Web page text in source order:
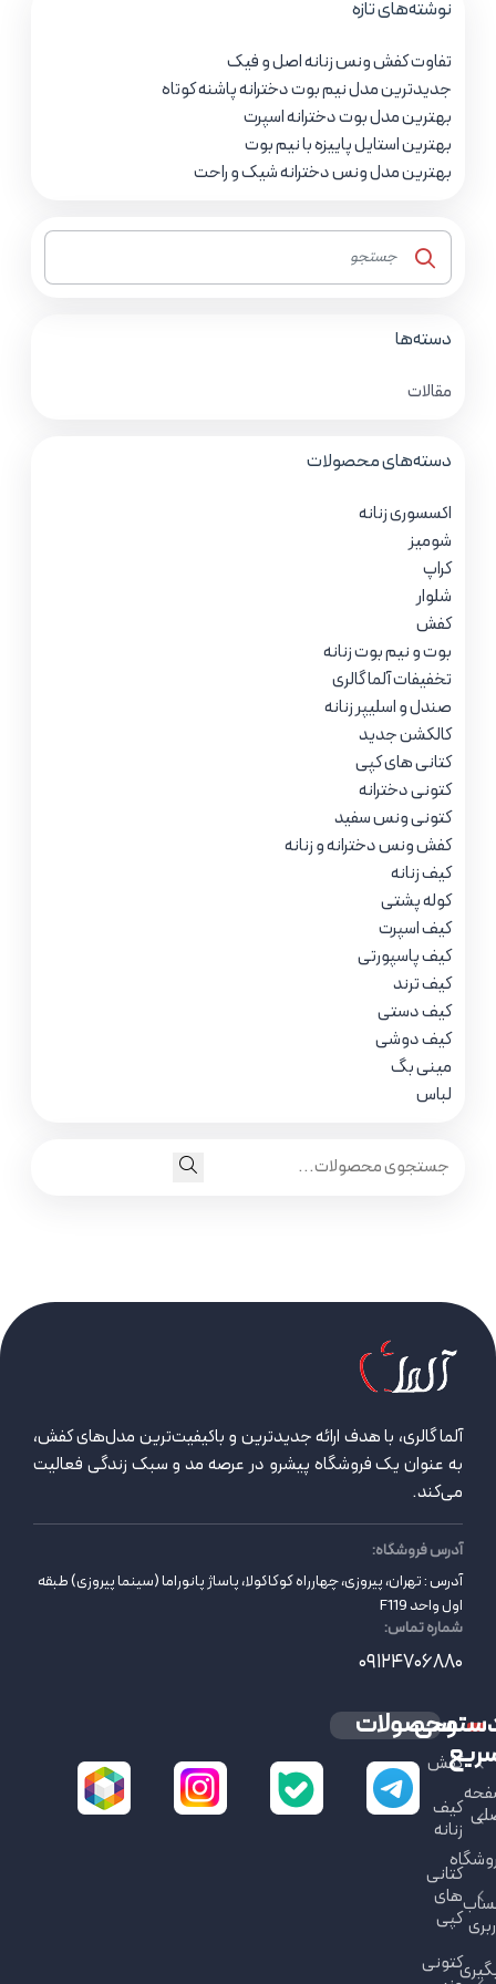
نوشته‌های تازه
تفاوت کفش ونس زنانه اصل و فیک
جدیدترین مدل نیم بوت دخترانه پاشنه کوتاه
بهترین مدل بوت دخترانه اسپرت
بهترین استایل پاییزه با نیم بوت
بهترین مدل ونس دخترانه شیک و راحت
دسته‌ها
مقالات
دسته‌های محصولات
اکسسوری زنانه
شومیز
کراپ
شلوار
کفش
بوت و نیم بوت زنانه
تخفیفات آلما گالری
صندل و اسلیپر زنانه
کالکشن جدید
کتانی های کپی
کتونی دخترانه
کتونی ونس سفید
کفش ونس دخترانه و زنانه
کیف زنانه
کوله پشتی
کیف اسپرت
کیف پاسپورتی
کیف ترند
کیف دستی
کیف دوشی
مینی بگ
لباس
آلما گالری، با هدف ارائه جدیدترین و باکیفیت‌ترین مدل‌های کفش،
به عنوان یک فروشگاه پیشرو در عرصه مد و سبک زندگی فعالیت
می‌کند.
آدرس فروشگاه:
آدرس : تهران، پیروزی، چهارراه کوکاکولا، پاساژ پانوراما (سینما پیروزی) طبقه
اول واحد F119
شماره تماس:
09124706880
محصولات
کفش
کیف
زنانه
کتانی
های
کپی
کتونی